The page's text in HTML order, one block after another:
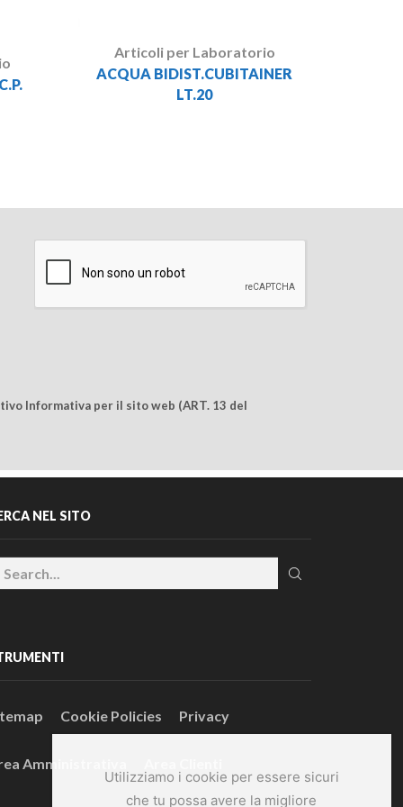
Utilizziamo i cookie per essere sicuri
che tu possa avere la migliore
Articoli per Laboratorio
ACQUA BIDIST.CUBITAINER
LT.20
Informativa per il sito web (ART. 13 del
NEL SITO
Cookie Policies Privacy
Amministrativa